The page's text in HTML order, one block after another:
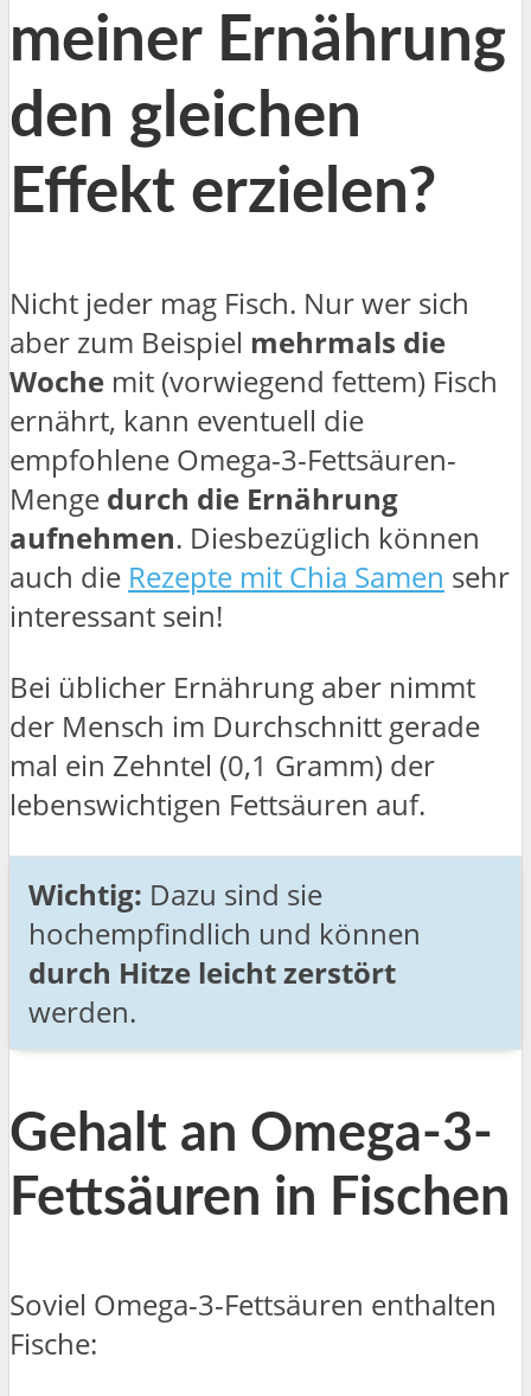
meiner Ernährung
den gleichen
Effekt erzielen?
Nicht jeder mag Fisch. Nur wer sich
aber zum Beispiel mehrmals die
Woche mit (vorwiegend fettem) Fisch
ernährt, kann eventuell die
empfohlene Omega-3-Fettsäuren-
Menge durch die Ernährung
aufnehmen. Diesbezüglich können
auch die Rezepte mit Chia Samen sehr
interessant sein!
Bei üblicher Ernährung aber nimmt
der Mensch im Durchschnitt gerade
mal ein Zehntel (0,1 Gramm) der
lebenswichtigen Fettsäuren auf.
Wichtig: Dazu sind sie
hochempfindlich und können
durch Hitze leicht zerstört
werden.
Gehalt an Omega-3-
Fettsäuren in Fischen
Soviel Omega-3-Fettsäuren enthalten
Fische: